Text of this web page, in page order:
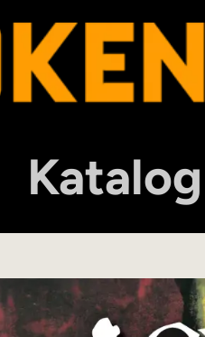
Katalog